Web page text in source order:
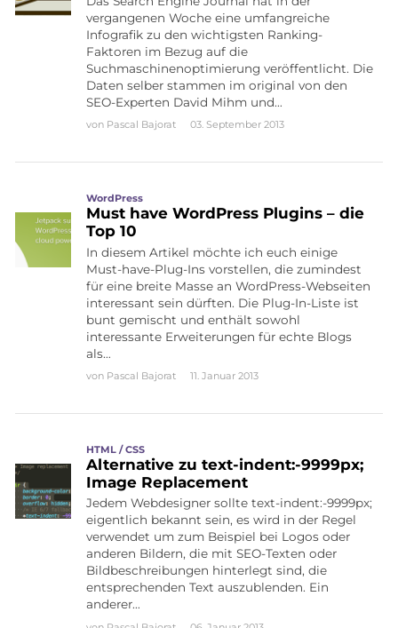
vergangenen Woche eine umfangreiche
Infografik zu den wichtigsten Ranking-
Faktoren im Bezug auf die
Suchmaschinenoptimierung veröffentlicht. Die
Daten selber stammen im original von den
SEO-Experten David Mihm und…
von Pascal Bajorat 03. September 2013
WordPress
Must have WordPress Plugins – die
Top 10
In diesem Artikel möchte ich euch einige
Must-have-Plug-Ins vorstellen, die zumindest
für eine breite Masse an WordPress-Webseiten
interessant sein dürften. Die Plug-In-Liste ist
bunt gemischt und enthält sowohl
interessante Erweiterungen für echte Blogs
als…
von Pascal Bajorat 11. Januar 2013
HTML / CSS
Alternative zu text-indent:-9999px;
Image Replacement
Jedem Webdesigner sollte text-indent:-9999px;
eigentlich bekannt sein, es wird in der Regel
verwendet um zum Beispiel bei Logos oder
anderen Bildern, die mit SEO-Texten oder
Bildbeschreibungen hinterlegt sind, die
entsprechenden Text auszublenden. Ein
anderer…